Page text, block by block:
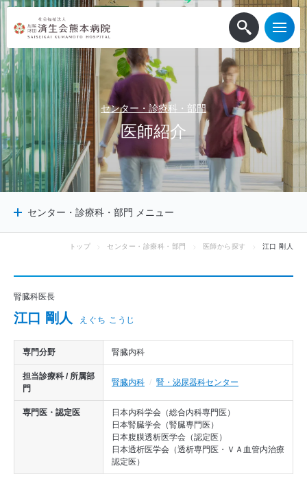
センター・診療科・部門
医師紹介
センター・診療科・部門 メニュー
診療サポート部門
医師から探す
トップ センター・診療科・部門 医師から探す 江口 剛人
腎臓科医長
江口 剛人 えぐち こうじ
専門分野 腎臓内科
担当診療科 / 所属部
門
腎臓内科 腎・泌尿器科センター
専門医・認定医
日本内科学会（総合内科専門医）
日本腎臓学会（腎臓専門医）
日本腹膜透析医学会（認定医）
日本透析医学会（透析専門医・ＶＡ血管内治療
認定医）